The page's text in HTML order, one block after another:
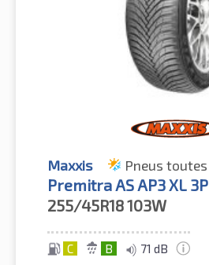
Maxxis Pneus
Premitra AS AP3 XL
255/45R18103W
C B 71 dB